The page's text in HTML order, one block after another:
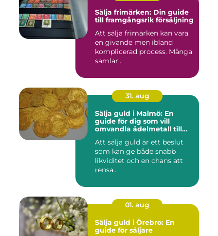
Sälja frimärken: Din guide
till framgångsrik försäljning
Att sälja frimärken kan vara
en givande men ibland
komplicerad process. Många
samlar...
31. aug
Sälja guld i Malmö: En
guide för dig som vill
omvandla ädelmetall till
Att sälja guld är ett beslut
som kan ge både snabb
likviditet och en chans att
rensa...
01. aug
Sälja guld i Örebro: En
guide för säljare